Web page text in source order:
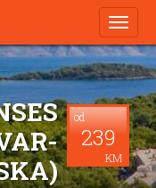
od
239
KM